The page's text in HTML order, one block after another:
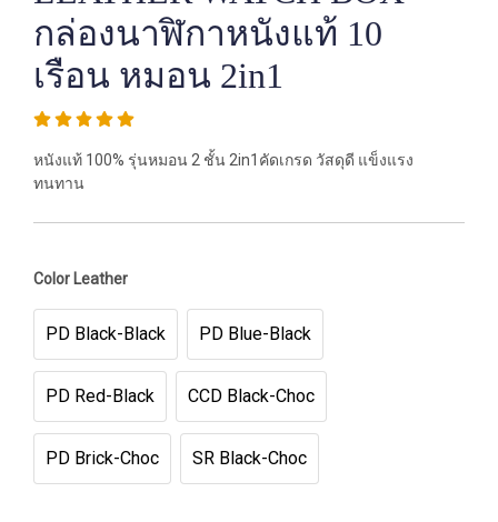
กล่องนาฬิกาหนังแท้ 10
เรือน หมอน 2in1
หนังแท้ 100% รุ่นหมอน 2 ชั้น 2in1คัดเกรด วัสดุดี แข็งแรง
ทนทาน
Color Leather
PD Black-Black PD Blue-Black
PD Red-Black CCD Black-Choc
PD Brick-Choc SR Black-Choc